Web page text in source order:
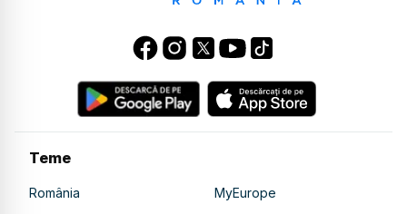
Teme
România
MyEurope